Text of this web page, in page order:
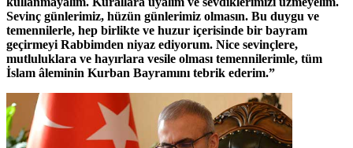
Sevinç günlerimiz, hüzün günlerimiz olmasın. Bu duygu ve
temennilerle, hep birlikte ve huzur içerisinde bir bayram
geçirmeyi Rabbimden niyaz ediyorum. Nice sevinçlere,
mutluluklara ve hayırlara vesile olması temennilerimle, tüm
İslam âleminin Kurban Bayramını tebrik ederim.”